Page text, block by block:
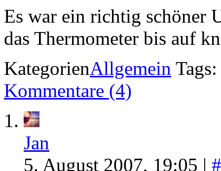
Es war ein richtig schöner
das Thermometer bis auf
KategorienAllgemein
Kommentare (4)
Jan
5. August 2007, 19:05 |